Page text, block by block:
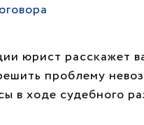
юрист расскажет
проблему
в ходе судебного